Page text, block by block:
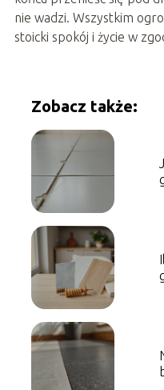
nie wadzi. Wszystkim
stoicki spokój i życie w
Zobacz także: